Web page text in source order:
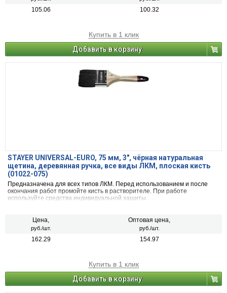
105.06 100.32
Купить в 1 клик
Добавить в корзину
STAYER UNIVERSAL-EURO, 75 мм, 3″, чёрная натуральная
щетина, деревянная ручка, все виды ЛКМ, плоская кисть
(01022-075)
Предназначена для всех типов ЛКМ. Перед использованием и после
окончания работ промойте кисть в растворителе. При работе
используйте средства индивидуальной защиты.
Цена,
руб./шт.
Оптовая цена,
руб./шт.
162.29 154.97
Купить в 1 клик
Добавить в корзину